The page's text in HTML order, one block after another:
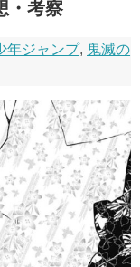
・考察
年ジャンプ, 鬼滅の